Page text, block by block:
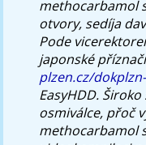
methocarbamol
otvory, sedíja
Pode
japonské
plzen.cz/
EasyHDD.
osmiválce, přoč
methocarbamol